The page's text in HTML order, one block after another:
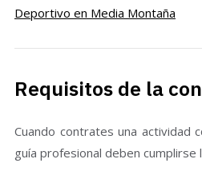
Deportivo en Media Montaña
Requisitos de la
Cuando contrates una actividad
guía profesional deben